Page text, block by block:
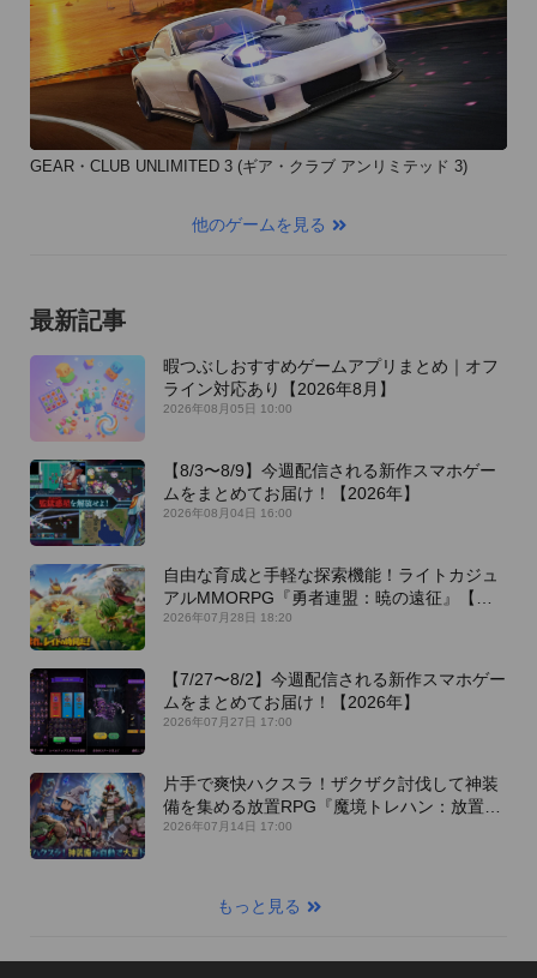
GEAR・CLUB UNLIMITED 3 (ギア・クラブ アンリミテッド 3)
他のゲームを見る
最新記事
暇つぶしおすすめゲームアプリまとめ｜オフ
ライン対応あり【2026年8月】
2026年08月05日 10:00
【8/3〜8/9】今週配信される新作スマホゲー
ムをまとめてお届け！【2026年】
2026年08月04日 16:00
自由な育成と手軽な探索機能！ライトカジュ
アルMMORPG『勇者連盟：暁の遠征』【最
新作PICKUP】
2026年07月28日 18:20
【7/27〜8/2】今週配信される新作スマホゲー
ムをまとめてお届け！【2026年】
2026年07月27日 17:00
片手で爽快ハクスラ！ザクザク討伐して神装
備を集める放置RPG『魔境トレハン：放置で
神装備』【最新作PICKUP】
2026年07月14日 17:00
もっと見る